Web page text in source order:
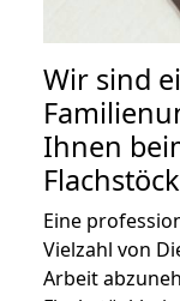
Wir sind
Ihnen
Eine
Vielzahl von
Arbeit